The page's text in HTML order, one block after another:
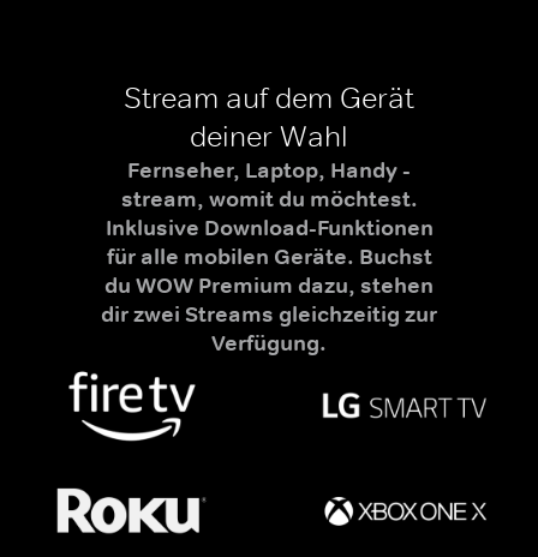
Stream auf dem Gerät
deiner Wahl
Fernseher, Laptop, Handy -
stream, womit du möchtest.
Inklusive Download-Funktionen
für alle mobilen Geräte. Buchst
du WOW Premium dazu, stehen
dir zwei Streams gleichzeitig zur
Verfügung.